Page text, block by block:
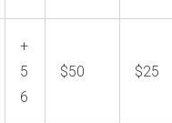
+
5
6
$50 $25